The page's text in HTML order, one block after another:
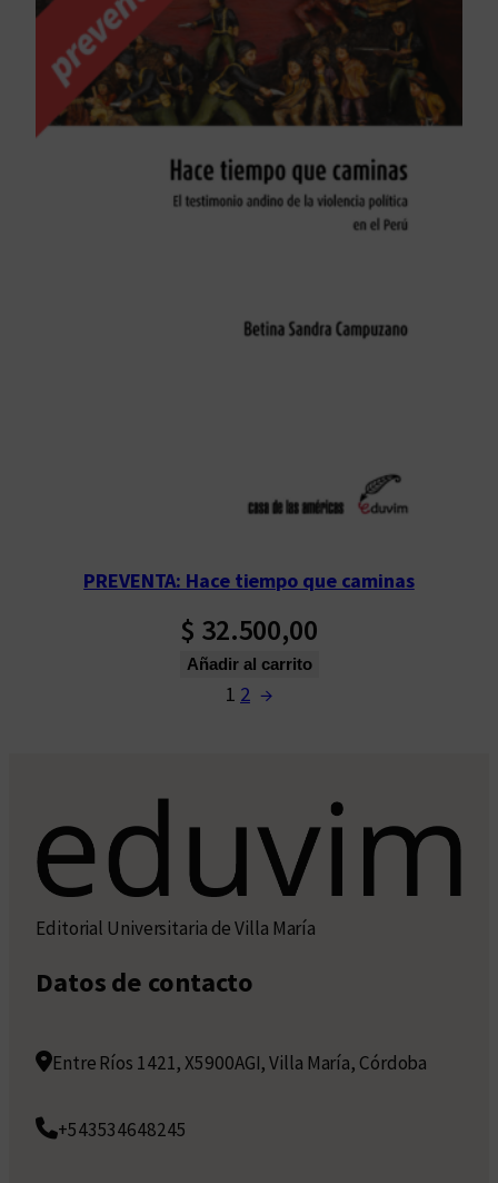
PREVENTA: Hace tiempo que caminas
$ 32.500,00
Añadir al carrito
1 2 →
Editorial Universitaria de Villa María
Datos de contacto
Entre Ríos 1421, X5900AGI, Villa María, Córdoba
+543534648245